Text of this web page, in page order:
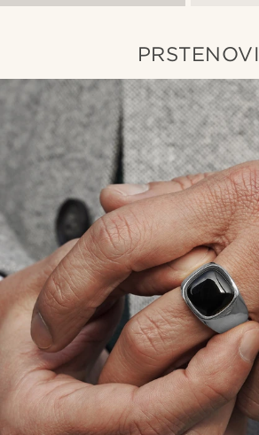
PRSTENOVI